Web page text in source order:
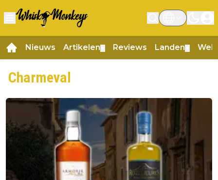
Nieuws Artikelen Reviews Landen
Charmeval